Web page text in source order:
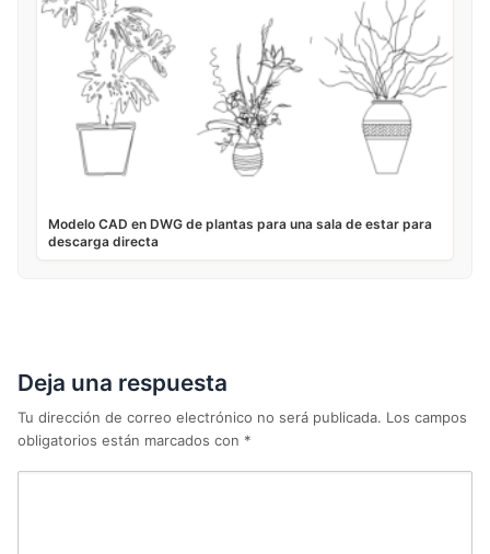
Modelo CAD en DWG de plantas para una sala de estar para
descarga directa
Deja una respuesta
Tu dirección de correo electrónico no será publicada. Los campos
obligatorios están marcados con *